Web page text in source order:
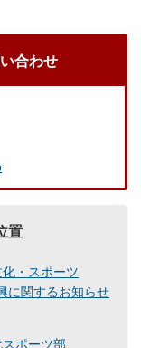
合わせ
置
・スポーツ
に関するお知らせ
ポーツ部